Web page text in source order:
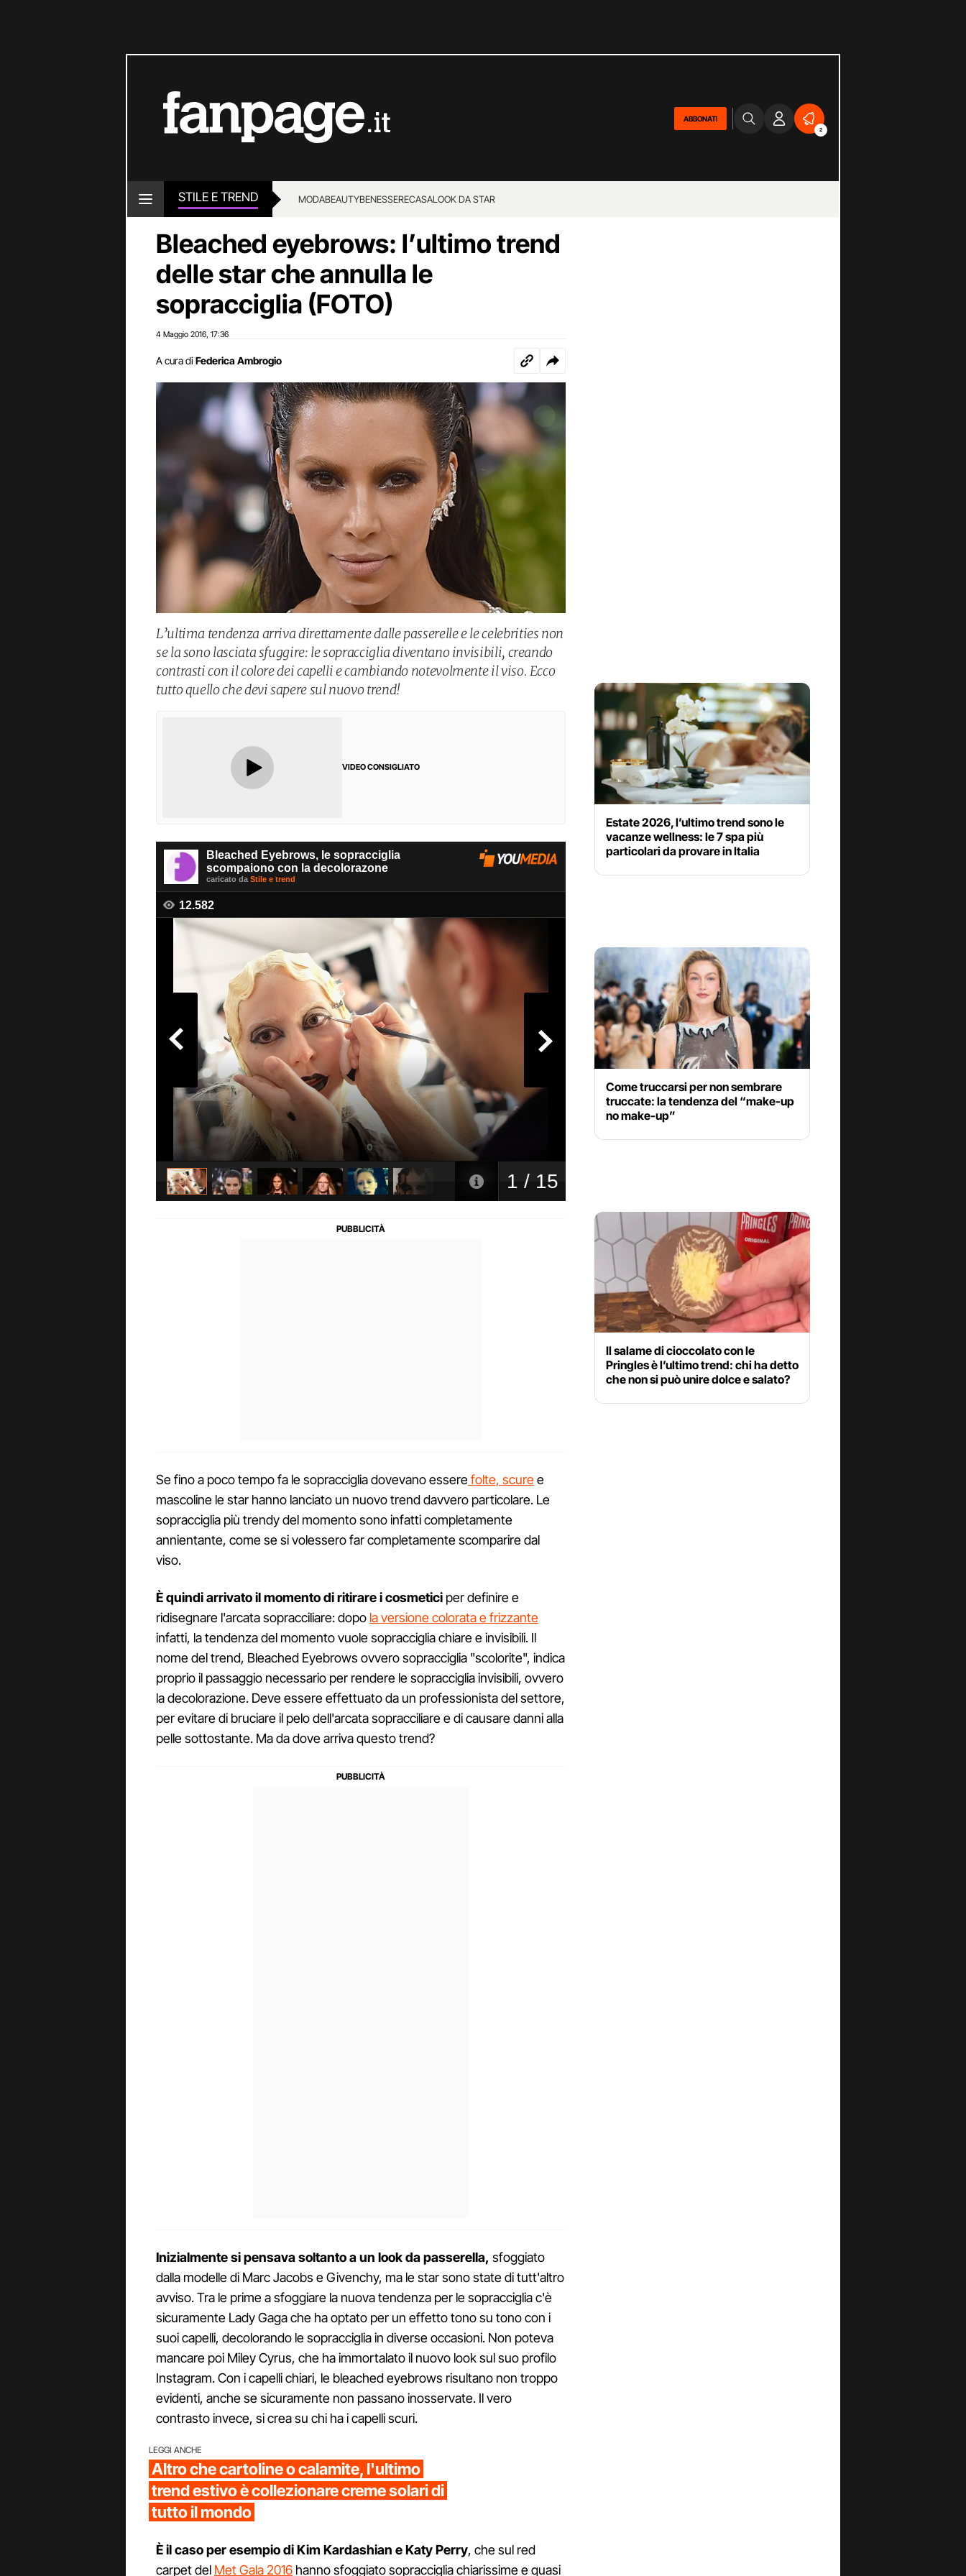
ABBONATI
2
STILE E TREND MODABEAUTYBENESSERECASALOOK DA STAR
Bleached eyebrows: l’ultimo trend
delle star che annulla le
sopracciglia (FOTO)
4 Maggio 2016 17:36
A cura di Federica Ambrogio
L’ultima tendenza arriva direttamente dalle passerelle e le celebrities non
se la sono lasciata sfuggire: le sopracciglia diventano invisibili, creando
contrasti con il colore dei capelli e cambiando notevolmente il viso. Ecco
tutto quello che devi sapere sul nuovo trend!
VIDEO CONSIGLIATO
Se fino a poco tempo fa le sopracciglia dovevano esserefolte, scuree
mascoline le star hanno lanciato un nuovo trend davvero particolare. Le
sopracciglia più trendy del momento sono infatti completamente
annientante, come se si volessero far completamente scomparire dal
viso.
È quindi arrivato il momento di ritirare i cosmetici per definire e
ridisegnare l'arcata sopracciliare: dopo la versione colorata e frizzante
infatti, la tendenza del momento vuole sopracciglia chiare e invisibili. Il
nome del trend, Bleached Eyebrows ovvero sopracciglia "scolorite", indica
proprio il passaggio necessario per rendere le sopracciglia invisibili, ovvero
la decolorazione. Deve essere effettuato da un professionista del settore,
per evitare di bruciare il pelo dell'arcata sopracciliare e di causare danni alla
pelle sottostante. Ma da dove arriva questo trend?
Inizialmente si pensava soltanto a un look da passerella, sfoggiato
dalla modelle di Marc Jacobs e Givenchy, ma le star sono state di tutt'altro
avviso. Tra le prime a sfoggiare la nuova tendenza per le sopracciglia c'è
sicuramente Lady Gaga che ha optato per un effetto tono su tono con i
suoi capelli, decolorando le sopracciglia in diverse occasioni. Non poteva
mancare poi Miley Cyrus, che ha immortalato il nuovo look sul suo profilo
Instagram. Con i capelli chiari, le bleached eyebrows risultano non troppo
evidenti, anche se sicuramente non passano inosservate. Il vero
contrasto invece, si crea su chi ha i capelli scuri.
LEGGI ANCHE
Altro che cartoline o calamite, l'ultimo
trend estivo è collezionare creme solari di
tutto il mondo
È il caso per esempio di Kim Kardashian e Katy Perry, che sul red
carpet del Met Gala 2016 hanno sfoggiato sopracciglia chiarissime e quasi
Estate 2026, l’ultimo trend sono le
vacanze wellness: le 7 spa più
particolari da provare in Italia
Come truccarsi per non sembrare
truccate: la tendenza del “make-up
no make-up”
Il salame di cioccolato con le
Pringles è l’ultimo trend: chi ha detto
che non si può unire dolce e salato?